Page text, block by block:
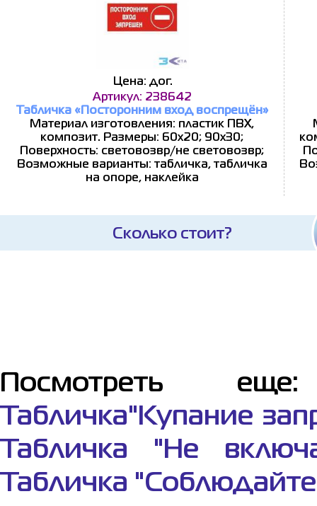
Цена: дог.
Артикул: 238642
Табличка «Посторонним вход воспрещён»
Материал изготовления: пластик ПВХ,
композит. Размеры: 60x20; 90x30;
Поверхность: световозвр/не световозвр;
Возможные варианты: табличка, табличка
на опоре, наклейка
Сколько стоит?
Посмотреть
Табличка"Купание
Табличка "Не
Табличка